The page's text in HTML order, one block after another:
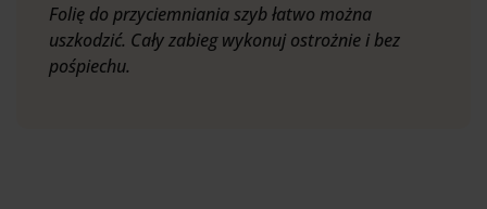
Folię do przyciemniania szyb łatwo można
uszkodzić. Cały zabieg wykonuj ostrożnie i bez
pośpiechu.